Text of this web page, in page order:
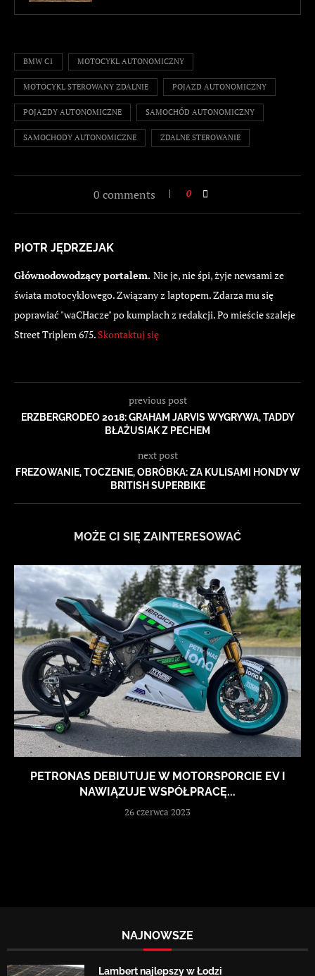
BMW C1 MOTOCYKL AUTONOMICZNY
MOTOCYKL STEROWANY ZDALNIE POJAZD AUTONOMICZNY
POJAZDY AUTONOMICZNE SAMOCHÓD AUTONOMICZNY
SAMOCHODY AUTONOMICZNE ZDALNE STEROWANIE
0 comments 0
PIOTR JĘDRZEJAK
Głównodowodzący portalem. Nie je, nie śpi, żyje newsami ze
świata motocyklowego. Związany z laptopem. Zdarza mu się
poprawiać "waCHacze" po kumplach z redakcji. Po mieście szaleje
Street Triplem 675. Skontaktuj się
previous post
ERZBERGRODEO 2018: GRAHAM JARVIS WYGRYWA, TADDY
BŁAŻUSIAK Z PECHEM
next post
FREZOWANIE, TOCZENIE, OBRÓBKA: ZA KULISAMI HONDY W
BRITISH SUPERBIKE
MOŻE CI SIĘ ZAINTERESOWAĆ
PETRONAS DEBIUTUJE W MOTORSPORCIE EV I
NAWIĄZUJE WSPÓŁPRACĘ...
26 czerwca 2023
NAJNOWSZE
Lambert najlepszy w Łodzi